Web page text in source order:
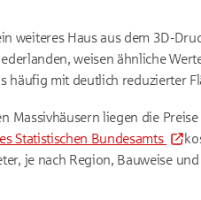
weiteres Haus aus dem 3D-
weisen ähnliche
häufig mit deutlich reduzierter
Massivhäusern liegen die
Statistischen Bundesamts
je nach Region, Bauweise